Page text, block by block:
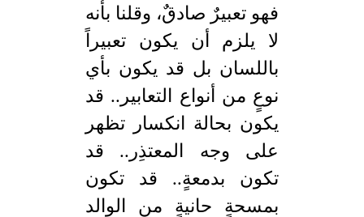
فهو تعبيرٌ صادقٌ، وقلنا بأنه
لا يلزم أن يكون تعبيراً
باللسان بل قد يكون بأي
نوعٍ من أنواع التعابير.. قد
يكون بحالة انكسار تظهر
على وجه المعتذِر.. قد
تكون بدمعةٍ.. قد تكون
بمسحةٍ حانيةٍ من الوالد